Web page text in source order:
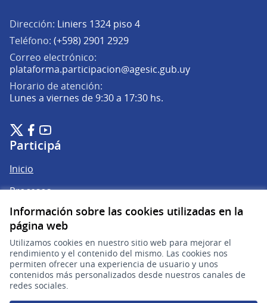
Información sobre las cookies utilizadas en la
página web
Utilizamos cookies en nuestro sitio web para mejorar el
rendimiento y el contenido del mismo. Las cookies nos
permiten ofrecer una experiencia de usuario y unos
contenidos más personalizados desde nuestros canales de
redes sociales.
Dirección: Liniers 1324 piso 4
Teléfono: (+598) 2901 2929
Correo electrónico:
plataforma.participacion@agesic.gub.uy(Abrir en una
Horario de atención:
Lunes a viernes de 9:30 a 17:30 hs.
Plataforma de Participación Ciudadana Digital en X
(Enlace externo)
Plataforma de Participación Ciudadana Digital en Facebook
(Enlace externo)
Plataforma de Participación Ciudadana Digital en
(Enlace externo)
Participá
Inicio
Procesos
Ámbitos Participativos
Mi cuenta
Ingresar a la plataforma